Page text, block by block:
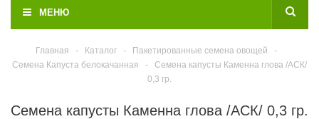
МЕНЮ
Главная - Каталог - Пакетированные семена овощей
-
Семена Капуста белокачанная
-
Семена капусты Каменна глова /АСК/
0,3 гр.
Семена капусты Каменна глова /АСК/ 0,3 гр.